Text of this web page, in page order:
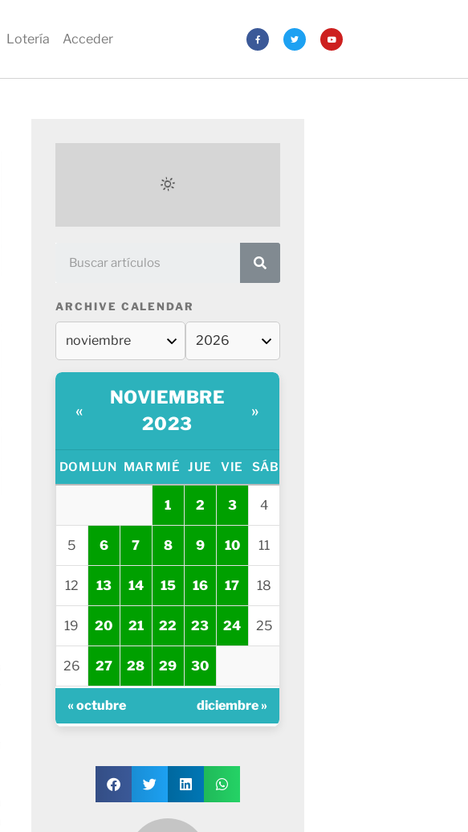
Lotería Acceder
ARCHIVE CALENDAR
«
NOVIEMBRE
2023
»
DOM LUN MAR MIÉ JUE VIE SÁB
1 2 3 4
5 6 7 8 9 10 11
12 13 14 15 16 17 18
19 20 21 22 23 24 25
26 27 28 29 30
« octubre diciembre »